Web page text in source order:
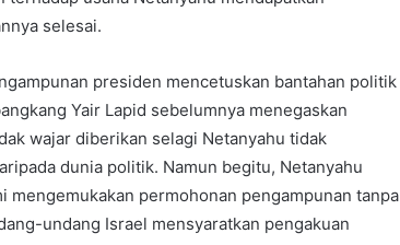
selesai.
presiden mencetuskan bantahan politik
Yair Lapid sebelumnya menegaskan
wajar diberikan selagi Netanyahu tidak
dunia politik. Namun begitu, Netanyahu
mengemukakan permohonan pengampunan tanpa
undang Israel mensyaratkan pengakuan